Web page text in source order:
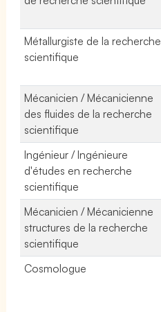
Métallurgiste de la recherche
scientifique
Mécanicien / Mécanicienne
des fluides de la recherche
scientifique
Ingénieur / Ingénieure
d'études en recherche
scientifique
Mécanicien / Mécanicienne
structures de la recherche
scientifique
Cosmologue